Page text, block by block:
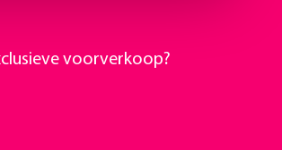
voorverkoop?